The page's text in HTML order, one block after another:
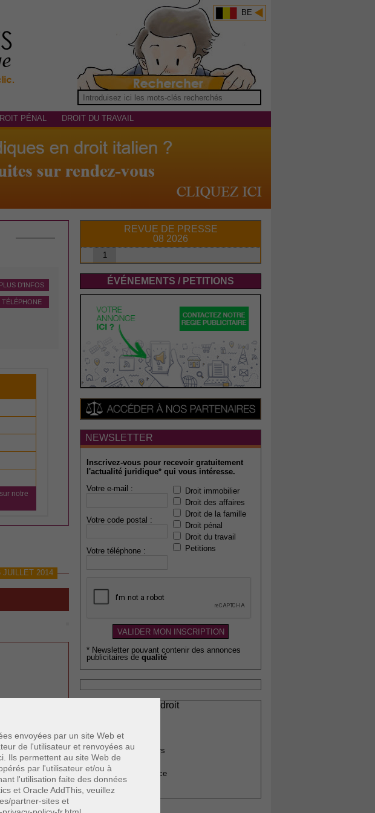
envoyées par un site Web et
de l'utilisateur et renvoyées au
Ils permettent au site Web de
par l'utilisateur et/ou à
l'utilisation faite des données
et Oracle AddThis, veuillez
partner-sites et
BE
PÉNAL DROIT DU TRAVAIL
PLUS D'INFOS
TÉLÉPHONE
notre
JUILLET 2014
REVUE DE PRESSE
08 2026
1
ÉVÉNEMENTS / PETITIONS
NEWSLETTER
Inscrivez-vous pour recevoir gratuitement
l'actualité juridique* qui vous intéresse.
Votre e-mail :
Votre code postal :
Votre téléphone :
Droit immobilier
Droit des affaires
Droit de la famille
Droit pénal
Droit du travail
Petitions
* Newsletter pouvant contenir des annonces
publicitaires de qualité
Professionnels du droit
Architectes
Agents immobiliers
Comptables
Huissiers de justice
Médecins